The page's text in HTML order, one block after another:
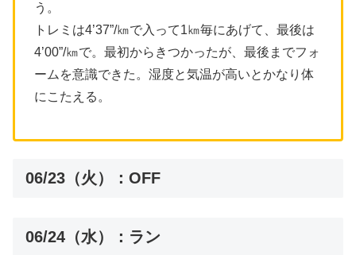
う。
トレミは4’37”/㎞で入って1㎞毎にあげて、最後は
4’00”/㎞で。最初からきつかったが、最後までフォ
ームを意識できた。湿度と気温が高いとかなり体
にこたえる。
06/23（火）：OFF
06/24（水）：ラン